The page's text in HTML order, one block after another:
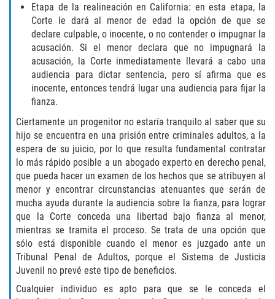
Órdenes de Restricción
Porno Venganza
Publicar Información Dañina en
Internet
Restricción
Sustracción de Menores
Assault and Battery
Aggravated Trespass
Assault
Assault on a Public Official Battery
Etapa de la realineación en California: en esta etapa, la
Corte le dará al menor de edad la opción de que se
declare culpable, o inocente, o no contender o impugnar la
acusación. Si el menor declara que no impugnará la
acusación, la Corte inmediatamente llevará a cabo una
audiencia para dictar sentencia, pero sí afirma que es
inocente, entonces tendrá lugar una audiencia para fijar la
fianza.
Ciertamente un progenitor no estaría tranquilo al saber que su
hijo se encuentra en una prisión entre criminales adultos, a la
espera de su juicio, por lo que resulta fundamental contratar
lo más rápido posible a un abogado experto en derecho penal,
que pueda hacer un examen de los hechos que se atribuyen al
menor y encontrar circunstancias atenuantes que serán de
mucha ayuda durante la audiencia sobre la fianza, para lograr
que la Corte conceda una libertad bajo fianza al menor,
mientras se tramita el proceso. Se trata de una opción que
sólo está disponible cuando el menor es juzgado ante un
Tribunal Penal de Adultos, porque el Sistema de Justicia
Juvenil no prevé este tipo de beneficios.
Cualquier individuo es apto para que se le conceda el